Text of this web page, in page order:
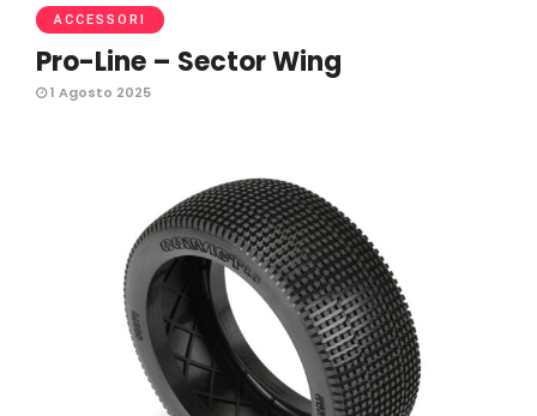
ACCESSORI
Pro-Line – Sector Wing
1 Agosto 2025